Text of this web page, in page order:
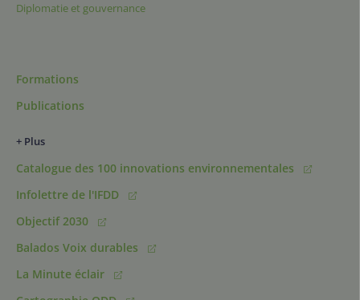
Diplomatie et gouvernance
Formations
Publications
+ Plus
Catalogue des 100 innovations environnementales
Infolettre de l'IFDD
Objectif 2030
Balados Voix durables
La Minute éclair